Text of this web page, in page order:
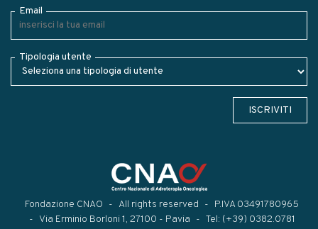
Email
Tipologia utente
ISCRIVITI
Fondazione CNAO All rights reserved
P.IVA 03491780965
Via Erminio Borloni 1, 27100 - Pavia
Tel: (+39) 0382.0781